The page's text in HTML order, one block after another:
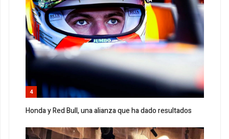
4
Honda y Red Bull, una alianza que ha dado resultados